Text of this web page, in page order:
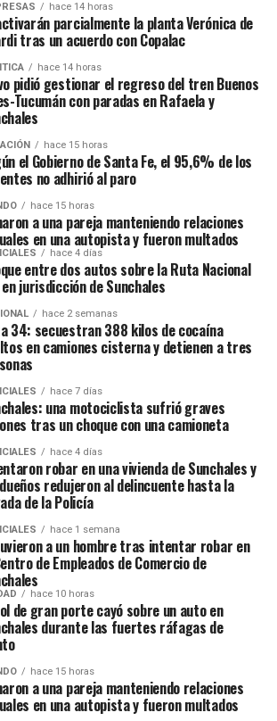
Cadena 3
hace 14 horas
parcialmente la planta Verónica de
tras un acuerdo con Copalac
hace 14 horas
pidió gestionar el regreso del tren Buenos
Tucumán con paradas en Rafaela y
hace 15 horas
el Gobierno de Santa Fe, el 95,6% de los
no adhirió al paro
hace 15 horas
a una pareja manteniendo relaciones
en una autopista y fueron multados
hace 4 días
entre dos autos sobre la Ruta Nacional
jurisdicción de Sunchales
hace 2 semanas
34: secuestran 388 kilos de cocaína
en camiones cisterna y detienen a tres
hace 7 días
una motociclista sufrió graves
tras un choque con una camioneta
hace 4 días
robar en una vivienda de Sunchales y
redujeron al delincuente hasta la
de la Policía
hace 1 semana
a un hombre tras intentar robar en
de Empleados de Comercio de
hace 10 horas
de gran porte cayó sobre un auto en
durante las fuertes ráfagas de
hace 15 horas
a una pareja manteniendo relaciones
en una autopista y fueron multados